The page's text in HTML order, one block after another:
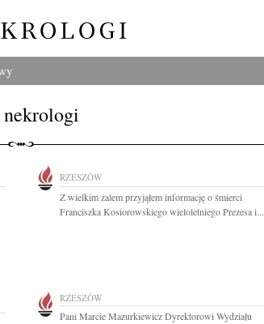
RZESZÓW
Z wielkim żalem przyjąłem informację o śmierci
Franciszka Kosiorowskiego wieloletniego Prezesa i...
RZESZÓW
Pani Marcie Mazurkiewicz Dyrektorowi Wydziału